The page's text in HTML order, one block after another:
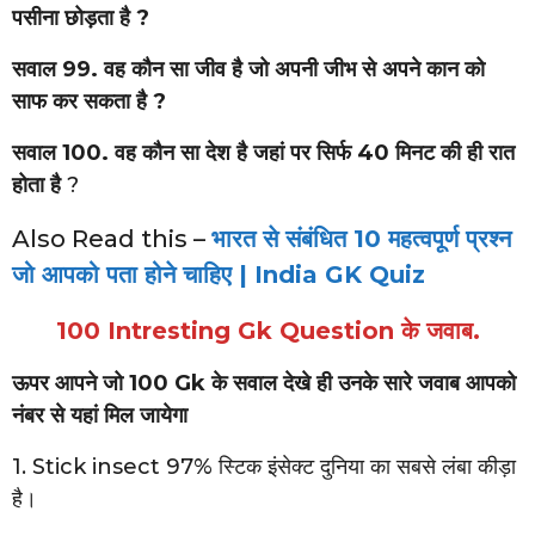
पसीना छोड़ता है ?
सवाल 99. वह कौन सा जीव है जो अपनी जीभ से अपने कान को
साफ कर सकता है ?
सवाल 100. वह कौन सा देश है जहां पर सिर्फ 40 मिनट की ही रात
होता है?
Also Read this – भारत से संबंधित 10 महत्वपूर्ण प्रश्न
जो आपको पता होने चाहिए | India GK Quiz
100 Intresting Gk Question के जवाब.
ऊपर आपने जो 100 Gk के सवाल देखे ही उनके सारे जवाब आपको
नंबर से यहां मिल जायेगा
1. Stick insect 97% स्टिक इंसेक्ट दुनिया का सबसे लंबा कीड़ा
है।